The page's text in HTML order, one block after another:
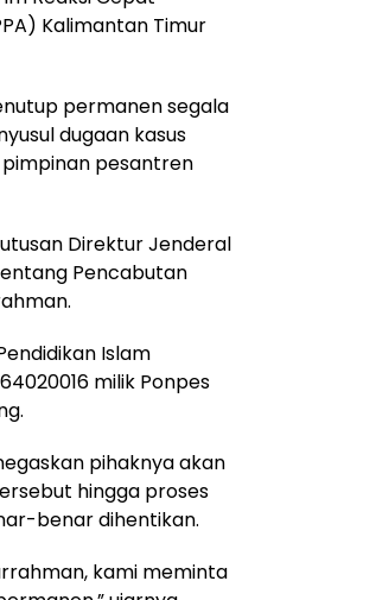
Kalimantan Timur
permanen segala
dugaan kasus
pesantren
Direktur Jenderal
Pencabutan
Islam
milik Ponpes
pihaknya akan
hingga proses
benar dihentikan.
kami meminta